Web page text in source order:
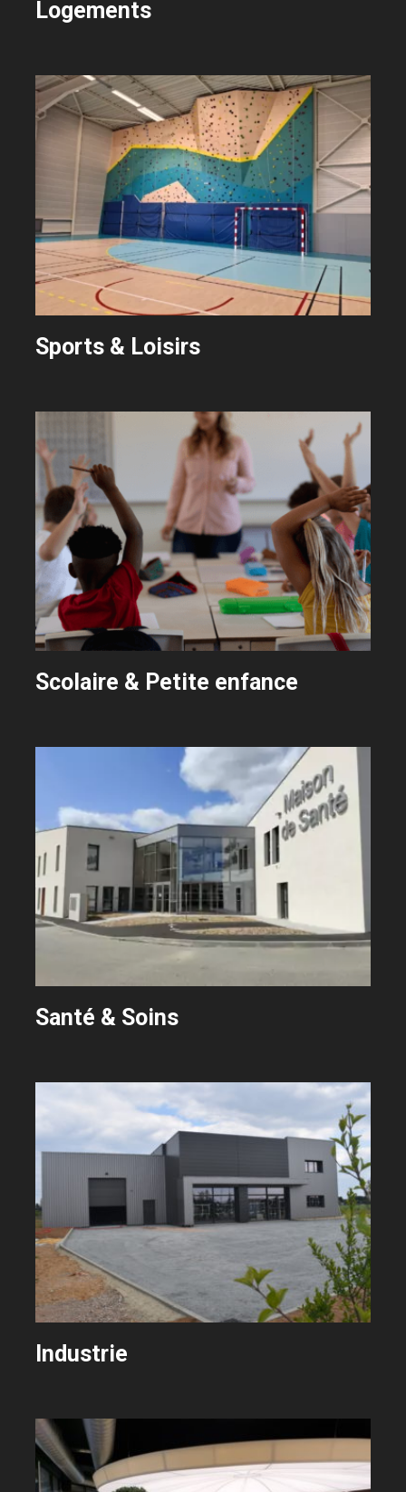
Logements
Sports & Loisirs
Scolaire & Petite enfance
Santé & Soins
Industrie